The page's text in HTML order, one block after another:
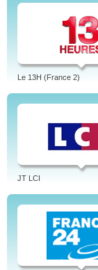
Le 13H (France 2)
JT LCI